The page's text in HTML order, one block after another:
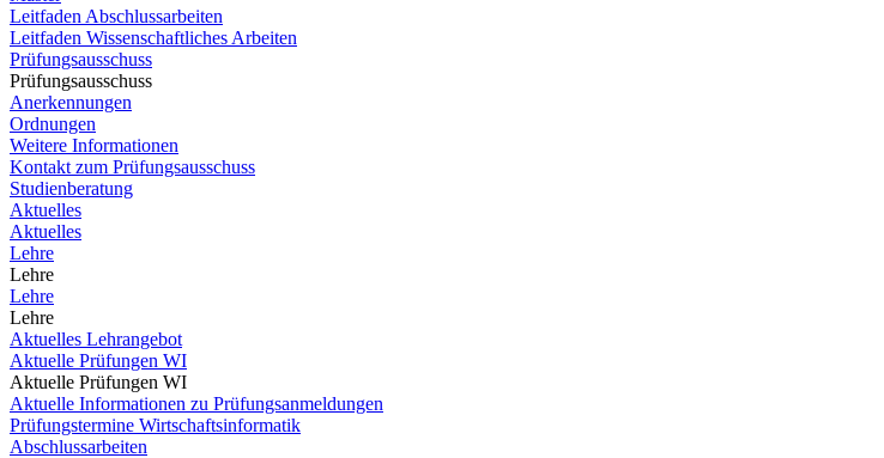
Leitfaden Abschlussarbeiten
Leitfaden Wissenschaftliches Arbeiten
Prüfungsausschuss
Prüfungsausschuss
Anerkennungen
Ordnungen
Weitere Informationen
Kontakt zum Prüfungsausschuss
Studienberatung
Aktuelles
Aktuelles
Lehre
Lehre
Lehre
Lehre
Aktuelles Lehrangebot
Aktuelle Prüfungen WI
Aktuelle Prüfungen WI
Aktuelle Informationen zu Prüfungsanmeldungen
Prüfungstermine Wirtschaftsinformatik
Abschlussarbeiten